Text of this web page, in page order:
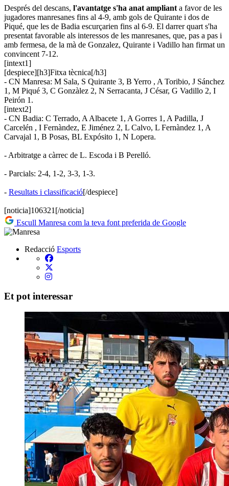
Després del descans, l'avantatge s'ha anat ampliant a favor de les
jugadores manresanes fins al 4-9, amb gols de Quirante i dos de
Piqué, que les de Badia escurçarien fins al 6-9. El darrer quart s'ha
presentat favorable als interessos de les manresanes, que, pas a pas i
amb fermesa, de la mà de Gonzalez, Quirante i Vadillo han firmat un
convincent 7-12.
[intext1]
[despiece][h3]Fitxa tècnica[/h3]
- CN Manresa: M Sala, S Quirante 3, B Yerro , A Toribio, J Sánchez
1, M Piqué 3, C Gonzàlez 2, N Serracanta, J César, G Vadillo 2, I
Peirón 1.
[intext2]
- CN Badia: C Terrado, A Albacete 1, A Gorres 1, A Padilla, J
Carcelén , I Fernàndez, E Jiménez 2, L Calvo, L Fernàndez 1, A
Carvajal 1, B Posas, BL Expósito 1, N Lopera.
- Arbitratge a càrrec de L. Escoda i B Perelló.
- Parcials: 2-4, 1-2, 3-3, 1-3.
- Resultats i classificació[/despiece]
[noticia]106321[/noticia]
Escull Manresa com la teva font preferida de Google
Redacció Esports
Et pot interessar